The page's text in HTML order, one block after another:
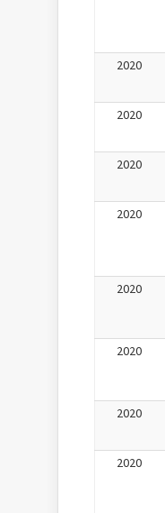
2020
2020
2020
2020
2020
2020
2020
2020